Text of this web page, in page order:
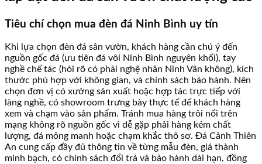
Tiêu chí chọn mua đèn đá Ninh Bình uy tín
Khi lựa chọn đèn đá sân vườn, khách hàng cần chú ý đến
nguồn gốc đá (ưu tiên đá vôi Ninh Bình nguyên khối), tay
nghề chế tác (hỏi rõ có phải nghệ nhân Ninh Vân không), kích
thước phù hợp với không gian, và chính sách bảo hành. Nên
chọn đơn vị có xưởng sản xuất hoặc hợp tác trực tiếp với
làng nghề, có showroom trưng bày thực tế để khách hàng
xem và chạm vào sản phẩm. Tránh mua hàng trôi nổi trên
mạng không rõ nguồn gốc vì dễ gặp phải hàng kém chất
lượng, đá mỏng manh hoặc chạm khắc thô sơ. Đá Cảnh Thiên
An cung cấp đầy đủ thông tin về từng mẫu đèn, giá thành
minh bạch, có chính sách đổi trả và bảo hành dài hạn, đồng